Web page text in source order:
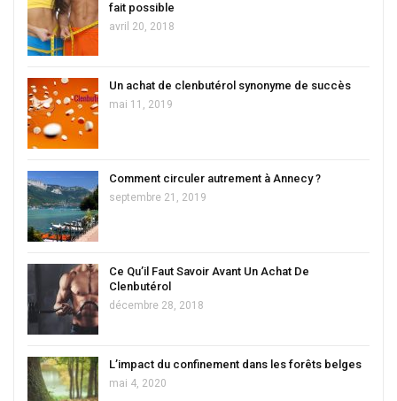
fait possible
avril 20, 2018
Un achat de clenbutérol synonyme de succès
mai 11, 2019
Comment circuler autrement à Annecy ?
septembre 21, 2019
Ce Qu’il Faut Savoir Avant Un Achat De
Clenbutérol
décembre 28, 2018
L’impact du confinement dans les forêts belges
mai 4, 2020